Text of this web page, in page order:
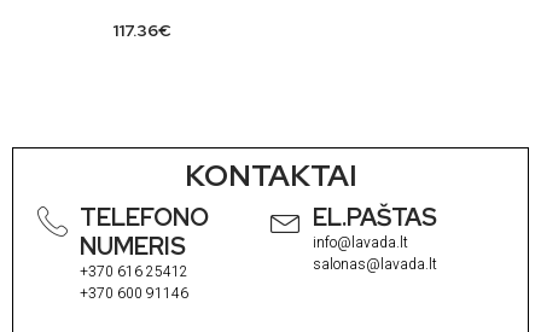
117.36€
KONTAKTAI
TELEFONO
NUMERIS
+370 616 25412
+370 600 91146
EL.PAŠTAS
info@lavada.lt
salonas@lavada.lt